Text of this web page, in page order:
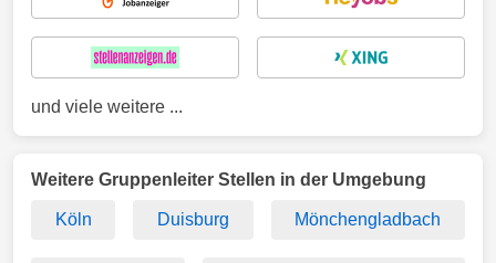
und viele weitere ...
Weitere Gruppenleiter Stellen in der Umgebung
Köln Duisburg Mönchengladbach